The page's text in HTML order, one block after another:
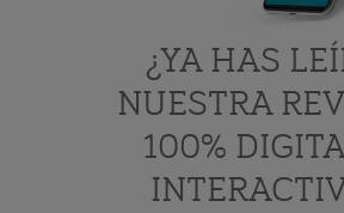
¿YA HAS
NUESTRA
100%